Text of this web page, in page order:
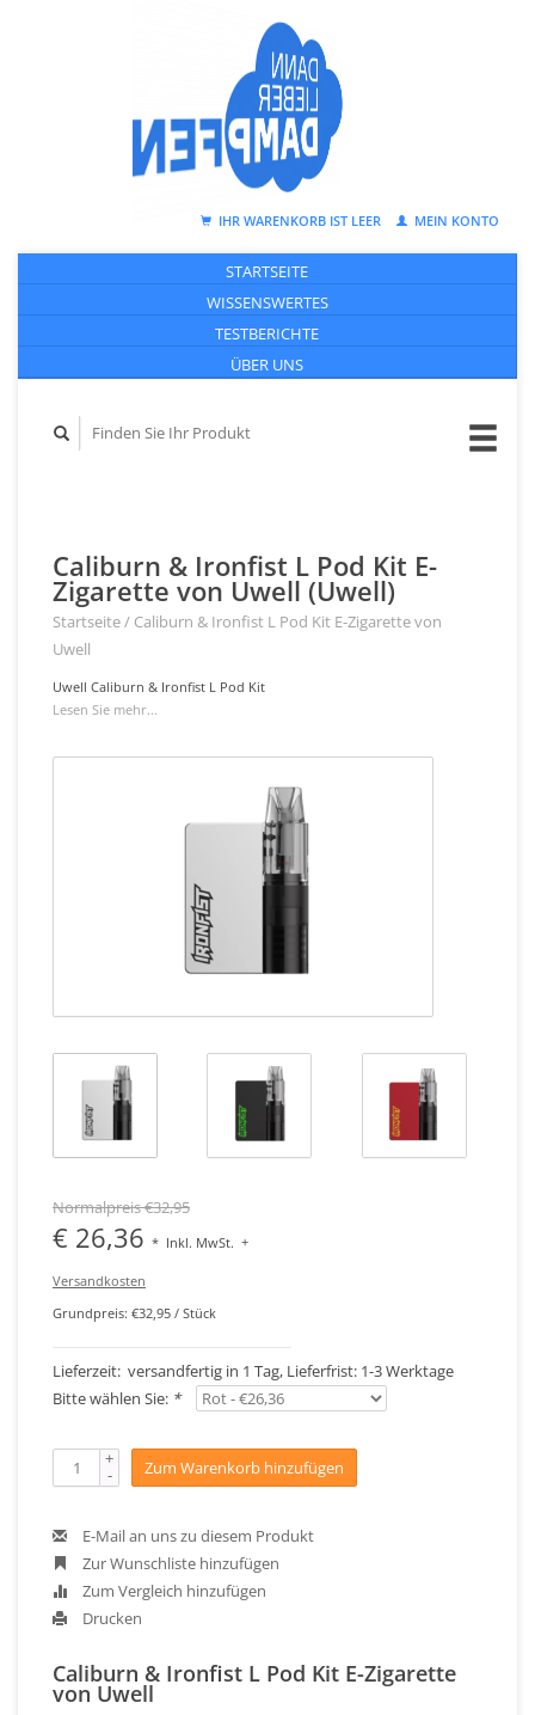
IHR WARENKORB IST LEER MEIN KONTO
STARTSEITE
WISSENSWERTES
TESTBERICHTE
ÜBER UNS
Caliburn & Ironfist L Pod Kit E-
Zigarette von Uwell (Uwell)
Startseite/ Caliburn & Ironfist L Pod Kit E-Zigarette von
Uwell
Uwell Caliburn & Ironfist L Pod Kit
Lesen Sie mehr...
Normalpreis €32,95
€ 26,36 * Inkl. MwSt. +
Versandkosten
Grundpreis: €32,95 / Stück
Lieferzeit: versandfertig in 1 Tag, Lieferfrist: 1-3 Werktage
Bitte wählen Sie: *
+
- Zum Warenkorb hinzufügen
E-Mail an uns zu diesem Produkt
Zur Wunschliste hinzufügen
Zum Vergleich hinzufügen
Drucken
Caliburn & Ironfist L Pod Kit E-Zigarette
von Uwell